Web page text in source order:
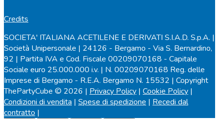
Credits
SOCIETA' ITALIANA ACETILENE E DERIVATI S.I.A.D. S.p.A. |
Società Unipersonale | 24126 - Bergamo - Via S. Bernardino,
92 | Partita IVA e Cod. Fiscale 00209070168 - Capitale
Sociale euro 25.000.000 i.v. | N. 00209070168 Reg. delle
Imprese di Bergamo - R.E.A. Bergamo N. 15532 | Copyright
ThePartyCube © 2026 | Privacy Policy | Cookie Policy |
Condizioni di vendita | Spese di spedizione | Recedi dal
contratto |